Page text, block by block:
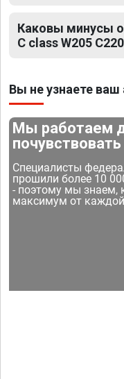
Каковы минусы
C class W205
Вы не узнаете
Мы работаем
Специалисты
прошили более 10
- поэтому мы знаем,
максимум от